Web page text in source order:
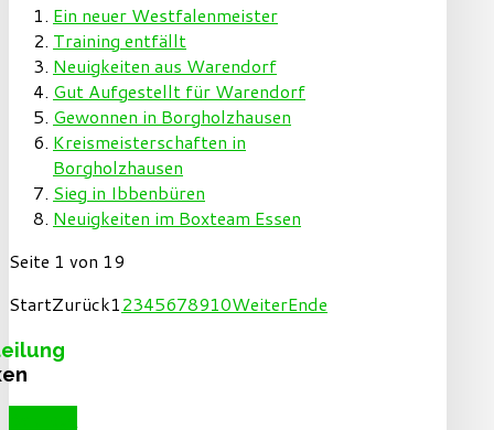
Ein neuer Westfalenmeister
Training entfällt
Neuigkeiten aus Warendorf
Gut Aufgestellt für Warendorf
Gewonnen in Borgholzhausen
Kreismeisterschaften in
Borgholzhausen
Sieg in Ibbenbüren
Neuigkeiten im Boxteam Essen
Seite 1 von 19
StartZurück12345678910WeiterEnde